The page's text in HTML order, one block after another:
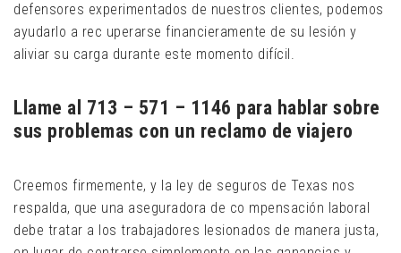
defensores experimentados de nuestros clientes, podemos
ayudarlo a rec uperarse financieramente de su lesión y
aliviar su carga durante este momento difícil.
Llame al 713 – 571 – 1146 para hablar sobre
sus problemas con un reclamo de viajero
Creemos firmemente, y la ley de seguros de Texas nos
respalda, que una aseguradora de co mpensación laboral
debe tratar a los trabajadores lesionados de manera justa,